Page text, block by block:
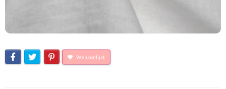
Wensenlijst